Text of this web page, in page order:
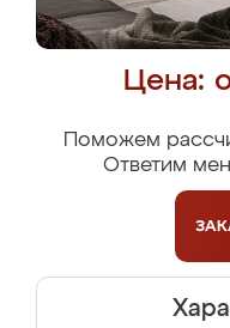
Цена:
Поможем
Ответим